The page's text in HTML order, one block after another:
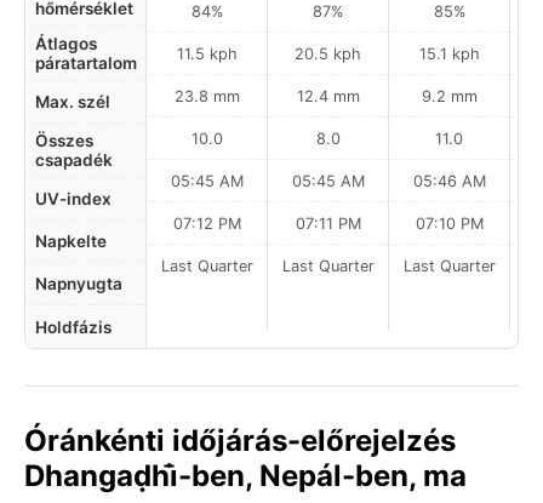
hőmérséklet
Átlagos
páratartalom
Max. szél
Összes
csapadék
UV-index
Napkelte
Napnyugta
Holdfázis
84%
11.5 kph
23.8 mm
10.0
05:45 AM
07:12 PM
Last Quarter
87%
20.5 kph
12.4 mm
8.0
05:45 AM
07:11 PM
Last Quarter
85%
15.1 kph
9.2 mm
11.0
05:46 AM
07:10 PM
Last Quarter
Óránkénti időjárás-előrejelzés
Dhangaḍhi̇̄-ben, Nepál-ben, ma